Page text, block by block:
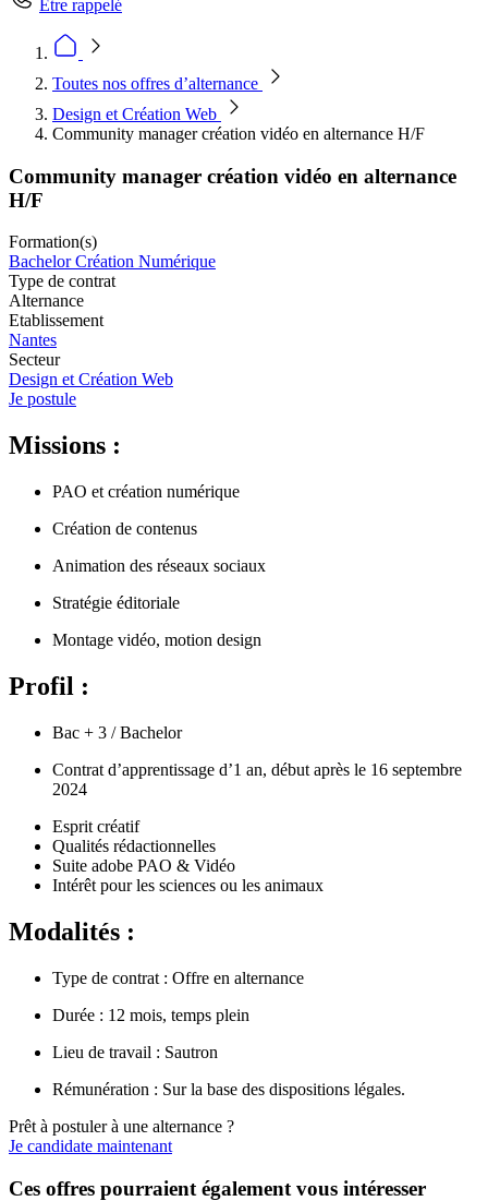
Être rappelé
Toutes nos offres d’alternance
Design et Création Web
Community manager création vidéo en alternance H/F
Community manager création vidéo en alternance
H/F
Formation(s)
Bachelor Création Numérique
Type de contrat
Alternance
Etablissement
Nantes
Secteur
Design et Création Web
Je postule
Missions :
PAO et création numérique
Création de contenus
Animation des réseaux sociaux
Stratégie éditoriale
Montage vidéo, motion design
Profil :
Bac + 3 / Bachelor
Contrat d’apprentissage d’1 an, début après le 16 septembre
2024
Esprit créatif
Qualités rédactionnelles
Suite adobe PAO & Vidéo
Intérêt pour les sciences ou les animaux
Modalités :
Type de contrat : Offre en alternance
Durée : 12 mois, temps plein
Lieu de travail : Sautron
Rémunération : Sur la base des dispositions légales.
Prêt à postuler à une alternance ?
Je candidate maintenant
Ces offres pourraient également vous intéresser